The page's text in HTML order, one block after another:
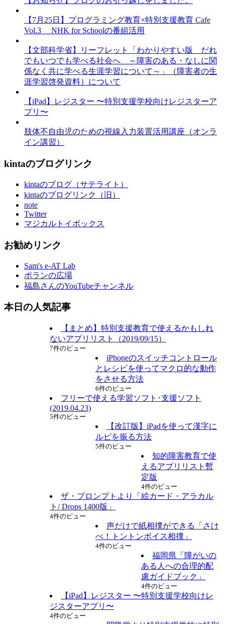
【7月25日】プログラミング教育×特別支援教育 Cafe
Vol.3 NHK for Schoolの番組活用
【文部科学省】リーフレット「わかりやすい版 だれ
でもいつでも学べる社会へ ～障害のある・なしに関
係なく共に学べる生涯学習について～」（障害者の生
涯学習啓発資料）について
【iPad】レジスター 〜特別支援学校向けレジスターア
プリ〜
肢体不自由児のための視線入力装置活用講座（オンラ
イン講習）
kintaのブログリンク
kintaのブログ（サテライト）
kintaのブログリンク（旧）
note
Twitter
マジカルトイボックス
お勧めリンク
Sam's e-AT Lab
ポランの広場
福島さんのYouTubeチャンネル
本日の人気記事
【まとめ】特別支援教育で使えるかもしれ
ないアプリリスト（2019/09/15）
7件のビュー
iPhoneのスイッチコントロール
とレシピを使ってマクロ的な動作
をさせる方法
6件のビュー
フリーで使える学習ソフト･支援ソフト
(2019.04.23)
5件のビュー
【改訂版】iPadを使って漢字に
ルビを振る方法
5件のビュー
知的障害教育で使
えるアプリリスト暫
定版
4件のビュー
ザ・プロンプトより「絵カード・アラカル
ト/ Drops 1400版」
4件のビュー
声だけで紙相撲ができる「さけ
べ！トントンボイス相撲」
4件のビュー
福岡県「障がいの
ある人への合理的配
慮ガイドブック」
4件のビュー
【iPad】レジスター 〜特別支援学校向けレ
ジスターアプリ〜
4件のビュー